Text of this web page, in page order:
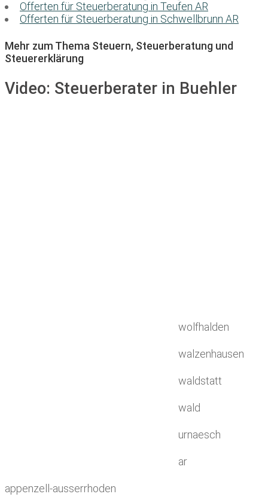
Offerten für Steuerberatung in Teufen AR
Offerten für Steuerberatung in Schwellbrunn AR
Mehr zum Thema Steuern, Steuerberatung und
Steuererklärung
Video: Steuerberater in Buehler
wolfhalden
walzenhausen
waldstatt
wald
urnaesch
ar
appenzell-ausserrhoden